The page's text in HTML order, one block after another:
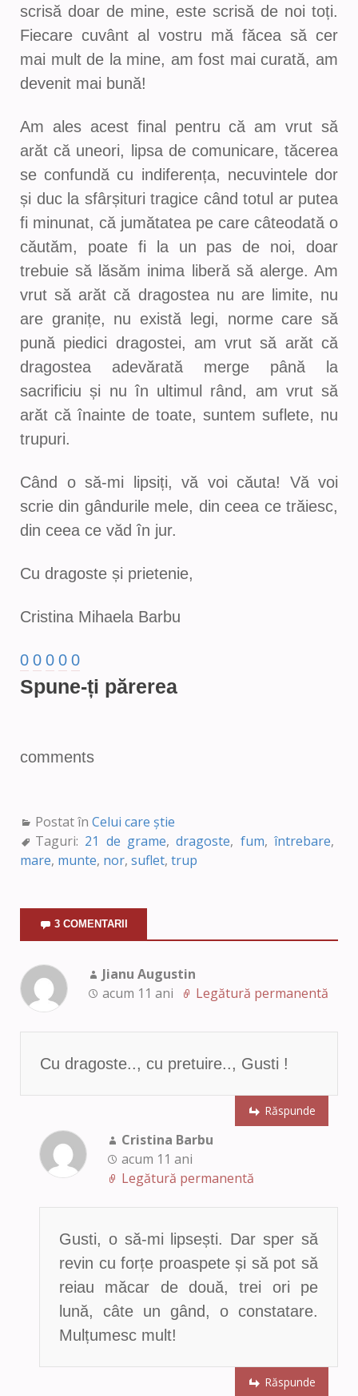
scrisă doar de mine, este scrisă de noi toți.
Fiecare cuvânt al vostru mă făcea să cer
mai mult de la mine, am fost mai curată, am
devenit mai bună!
Am ales acest final pentru că am vrut să
arăt că uneori, lipsa de comunicare, tăcerea
se confundă cu indiferența, necuvintele dor
și duc la sfârșituri tragice când totul ar putea
fi minunat, că jumătatea pe care câteodată o
căutăm, poate fi la un pas de noi, doar
trebuie să lăsăm inima liberă să alerge. Am
vrut să arăt că dragostea nu are limite, nu
are granițe, nu există legi, norme care să
pună piedici dragostei, am vrut să arăt că
dragostea adevărată merge până la
sacrificiu și nu în ultimul rând, am vrut să
arăt că înainte de toate, suntem suflete, nu
trupuri.
Când o să-mi lipsiți, vă voi căuta! Vă voi
scrie din gândurile mele, din ceea ce trăiesc,
din ceea ce văd în jur.
Cu dragoste și prietenie,
Cristina Mihaela Barbu
0 0 0 0 0
Spune-ți părerea
comments
Postat în Celui care știe
Taguri: 21 de grame,dragoste, fum,întrebare,
mare, munte, nor, suflet, trup
3 COMENTARII
Jianu Augustin
acum 11 ani
Legătură permanentă
Cu dragoste.., cu pretuire.., Gusti !
Răspunde
Cristina Barbu
acum 11 ani
Legătură permanentă
Gusti, o să-mi lipsești. Dar sper să
revin cu forțe proaspete și să pot să
reiau măcar de două, trei ori pe
lună, câte un gând, o constatare.
Mulțumesc mult!
Răspunde